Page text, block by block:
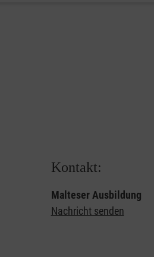
Kontakt:
Malteser Ausbildung
Nachricht senden